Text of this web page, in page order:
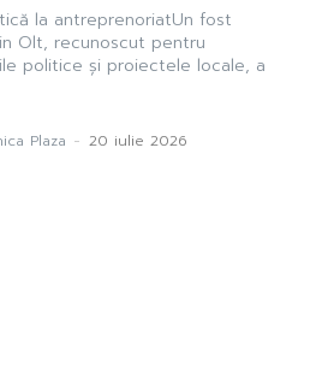
la antreprenoriatUn fost
Olt, recunoscut pentru
politice și proiectele locale, a
Plaza - 20 iulie 2026